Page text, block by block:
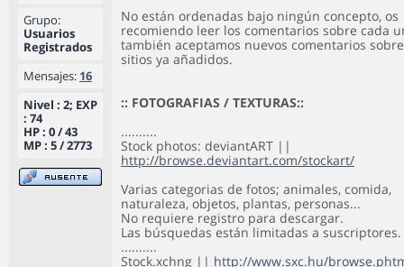
Grupo:
Usuarios
Registrados
Mensajes: 16
Nivel : 2; EXP
: 74
HP : 0 / 43
MP : 5 / 2773
No están ordenadas bajo ningún concepto, os
recomiendo leer los comentarios sobre cada
también aceptamos nuevos comentarios sobre
sitios ya añadidos.
:: FOTOGRAFIAS / TEXTURAS::
..........
Stock photos: deviantART ||
http://browse.deviantart.com/stockart/
Varias categorias de fotos; animales, comida,
naturaleza, objetos, plantas, personas...
No requiere registro para descargar.
Las búsquedas están limitadas a suscriptores.
..........
Stock.xchng || http://www.sxc.hu/